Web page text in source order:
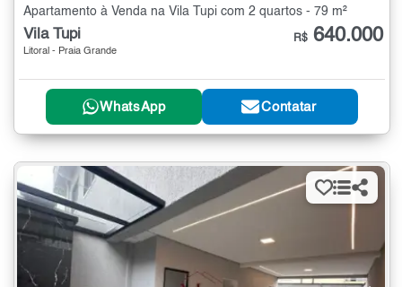
Apartamento à Venda na Vila Tupi com 2 quartos - 79 m²
Vila Tupi
Litoral - Praia Grande
R$ 640.000
WhatsApp Contatar